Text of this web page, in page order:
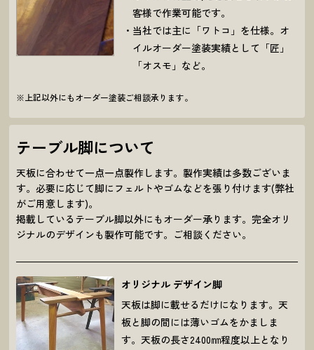
客様で作業可能です。
当社では主に「ワトコ」を仕様。オ
イルオーダー塗装実績として「匠」
「オスモ」など。
※上記以外にもオーダー塗装ご相談承ります。
テーブル脚について
天板に合わせて一点一点製作します。製作実績は多数ございま
す。必要に応じて脚にフェルトやゴムなどを張り付けます(弊社
がご用意します)。
掲載しているテーブル脚以外にもオーダー承ります。完全オリ
ジナルのデザインも製作可能です。ご相談ください。
オリジナル デザイン脚
天板は脚に載せるだけになります。天
板と脚の間には薄いゴムをかましま
す。天板の長さ2400㎜程度以上となり